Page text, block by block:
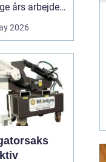
års arbejde.
e...
2026